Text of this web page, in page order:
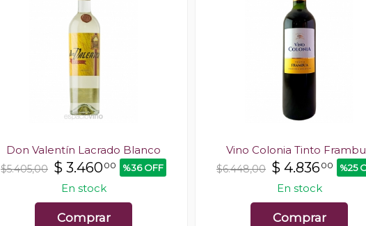
Don Valentín Lacrado Blanco
$5.405,00 $ 3.46000 %36 OFF
En stock
Comprar
Vino Colonia Tinto
$6.448,00 $ 4.83600 %25
En stock
Comprar